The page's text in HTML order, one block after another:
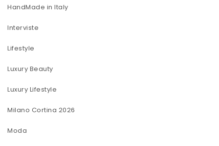
HandMade in Italy
Interviste
Lifestyle
Luxury Beauty
Luxury Lifestyle
Milano Cortina 2026
Moda